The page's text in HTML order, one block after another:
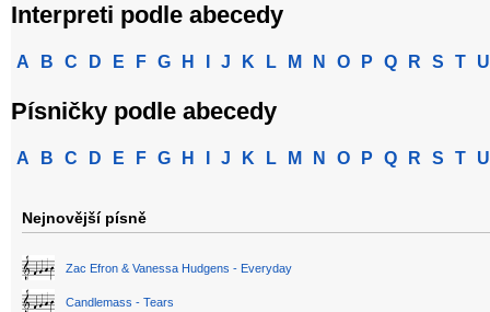
Interpreti podle abecedy
A B C D E F G H J K L M N O P Q R S T U
Písničky podle abecedy
A B C D E F G H J K L M N O P Q R S T U
Nejnovější písně
Zac Efron & Vanessa Hudgens - Everyday
Candlemass - Tears